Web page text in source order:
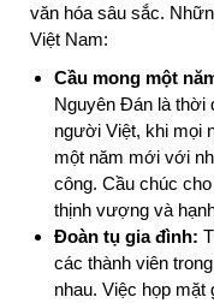
văn hóa sâu sắc.
Việt Nam:
Cầu mong một
Nguyên Đán là thời
người Việt, khi mọi
một năm mới với
công. Cầu chúc
thịnh vượng và
Đoàn tụ gia đình:
các thành viên
nhau. Việc họp mặt